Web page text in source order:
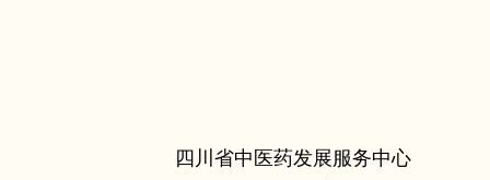
四川省中医药发展服务中心